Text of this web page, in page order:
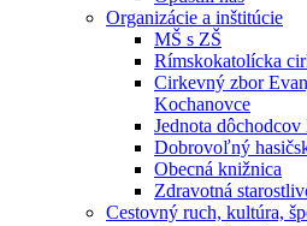
Organizácie a inštitúcie
MŠ s ZŠ
Rímskokatolícka
Cirkevný zbor
Kochanovce
Jednota
Dobrovoľný
Obecná knižnica
Zdravotná
Cestovný ruch, kultúra,